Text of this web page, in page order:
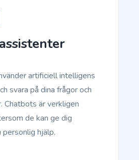
for Linkedin.
artificiell intelligens
svara på dina frågor och
Chatbots är verkligen
de kan ge dig
hjälp.